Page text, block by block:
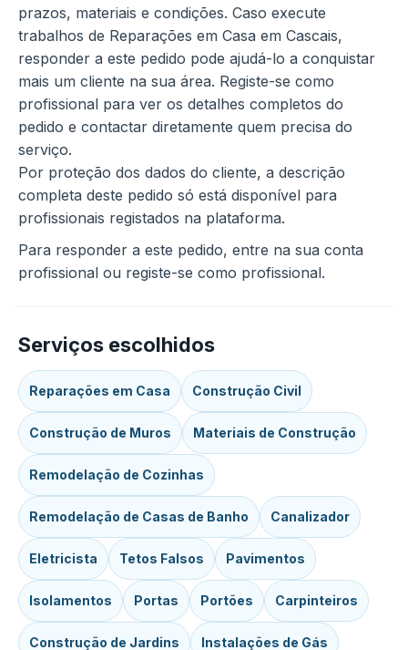
prazos, materiais e condições. Caso execute
trabalhos de Reparações em Casa em Cascais,
responder a este pedido pode ajudá-lo a conquistar
mais um cliente na sua área. Registe-se como
profissional para ver os detalhes completos do
pedido e contactar diretamente quem precisa do
serviço.
Por proteção dos dados do cliente, a descrição
completa deste pedido só está disponível para
profissionais registados na plataforma.
Para responder a este pedido, entre na sua conta
profissional ou registe-se como profissional.
Serviços escolhidos
Reparações em Casa Construção Civil
Construção de Muros Materiais de Construção
Remodelação de Cozinhas
Remodelação de Casas de Banho Canalizador
Eletricista Tetos Falsos Pavimentos
Isolamentos Portas Portões Carpinteiros
Construção de Jardins Instalações de Gás